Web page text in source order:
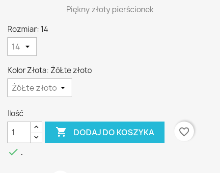
Piękny złoty pierścionek
Rozmiar: 14
Kolor Złota: ŻóŁte złoto
Ilość
 DODAJ DO KOSZYKA
favorite_border
 .